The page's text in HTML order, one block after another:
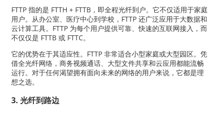
FTTP 指的是 FTTH + FTTB，即全程光纤到户。它不仅适用于家庭
用户。从办公室、医疗中心到学校，FTTP 还广泛应用于大数据和
云计算工具。FTTP 为每个用户提供可靠、快速的互联网接入，而
不仅仅是 FTTB 或 FTTC。
它的优势在于其适应性。FTTP 非常适合小型家庭或大型园区。凭
借全光纤网络，商务视频通话、大型文件共享和云应用都能流畅
运行。对于任何渴望拥有面向未来的网络的用户来说，它都是理
想之选。
3. 光纤到路边